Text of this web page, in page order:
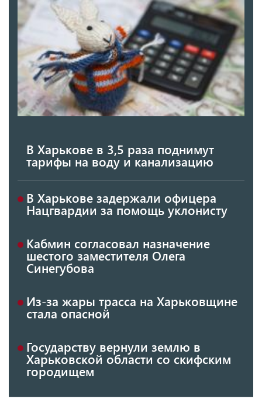
В Харькове в 3,5 раза поднимут
тарифы на воду и канализацию
В Харькове задержали офицера
Нацгвардии за помощь уклонисту
Кабмин согласовал назначение
шестого заместителя Олега
Синегубова
Из-за жары трасса на Харьковщине
стала опасной
Государству вернули землю в
Харьковской области со скифским
городищем